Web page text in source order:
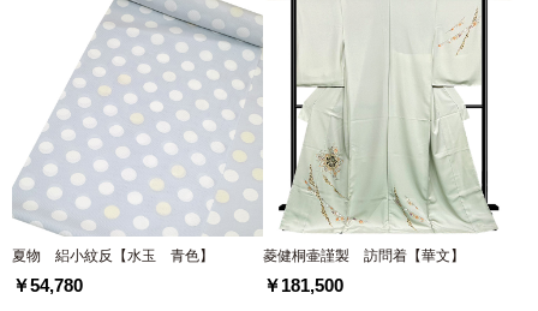
夏物 絽小紋反【水玉 青色】
￥54,780
菱健桐壷謹製 訪問着【華文】
￥181,500